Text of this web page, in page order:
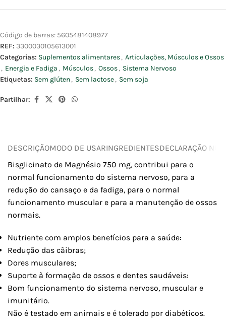
Código de barras: 5605481408977
REF: 3300030105613001
Categorias: Suplementos alimentares, Articulações, Músculos e Ossos
, Energia e Fadiga , Músculos, Ossos, Sistema Nervoso
Etiquetas: Sem glúten, Sem lactose, Sem soja
Partilhar:
DESCRIÇÃOMODO DE USARINGREDIENTESDECLARAÇÃO
Bisglicinato de Magnésio 750 mg, contribui para o
normal funcionamento do sistema nervoso, para a
redução do cansaço e da fadiga, para o normal
funcionamento muscular e para a manutenção de ossos
normais.
Nutriente com amplos benefícios para a saúde:
Redução das cãibras;
Dores musculares;
Suporte à formação de ossos e dentes saudáveis:
Bom funcionamento do sistema nervoso, muscular e
imunitário.
Não é testado em animais e é tolerado por diabéticos.